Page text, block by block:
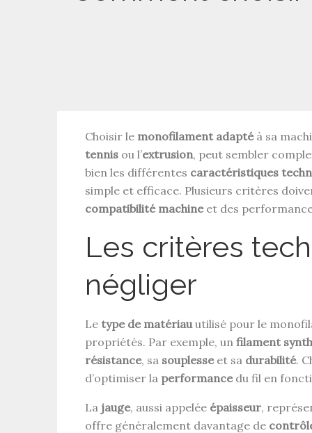
Choisir le monofilament adaptéà sa
tennis ou l’extrusion, peut sembler
bien les différentes caractéristiques
simple et efficace. Plusieurs critères
compatibilité machineet des
Les critères
négliger
Le type de matériau utilisé pour le
propriétés. Par exemple, un filament
résistance, sa souplesseet sa durabilité.
d’optimiser la performancedu fil en
La jauge, aussi appelée épaisseur,
offre généralement davantage de